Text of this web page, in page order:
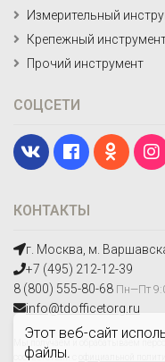
Этот веб-сайт
файлы.
КОНТАКТЫ
г. Москва, м.
+7 (495) 212-12-39
8 (800) 555-80-68 Пн—Пт
info@tdofficetorg.ru
Мы получаем и обрабатываем
соответствии с
Измерительный
Крепежный
Прочий инструмент
СОЦСЕТИ